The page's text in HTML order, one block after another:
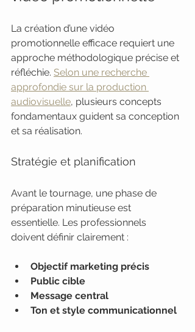
La création d’une vidéo
promotionnelle efficace requiert une
approche méthodologique précise et
réfléchie. Selon une recherche
approfondie sur la production
audiovisuelle, plusieurs concepts
fondamentaux guident sa conception
et sa réalisation.
Stratégie et planification
Avant le tournage, une phase de
préparation minutieuse est
essentielle. Les professionnels
doivent définir clairement :
Objectif marketing précis
Public cible
Message central
Ton et style communicationnel